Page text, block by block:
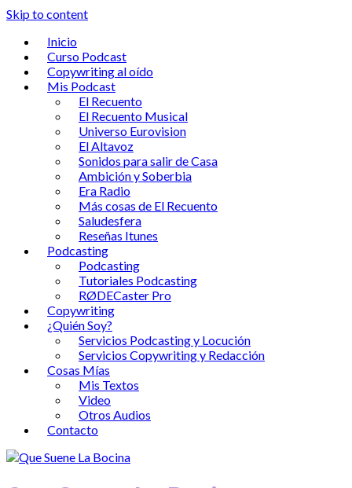
Skip to content
Inicio
Curso Podcast
Copywriting al oído
Mis Podcast
El Recuento
El Recuento Musical
Universo Eurovision
El Altavoz
Sonidos para salir de Casa
Ambición y Soberbia
Era Radio
Más cosas de El Recuento
Saludesfera
Reseñas Itunes
Podcasting
Podcasting
Tutoriales Podcasting
RØDECaster Pro
Copywriting
¿Quién Soy?
Servicios Podcasting y Locución
Servicios Copywriting y Redacción
Cosas Mías
Mis Textos
Video
Otros Audios
Contacto